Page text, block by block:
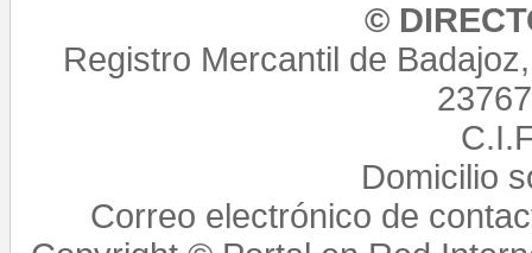
©
Registro Mercantil de
Domicilio
Correo electrónico de